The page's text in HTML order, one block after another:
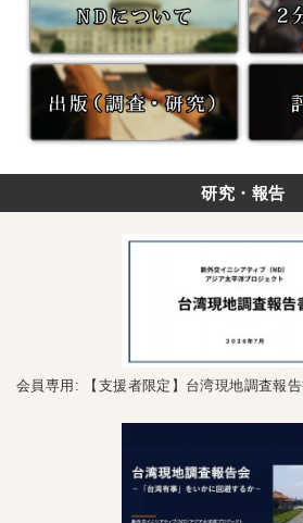
研究・報告
会員専用: 【支援者限定】台湾現地調査報